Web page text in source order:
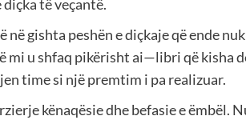
të veçantë.
gishta peshën e diçkaje që ende
mi u shfaq pikërisht ai—libri që kisha
time si një premtim i pa realizuar.
kënaqësie dhe befasie e ëmbël.